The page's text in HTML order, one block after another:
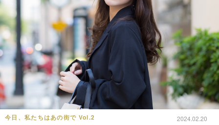
今日、私たちはあの街で Vol.2 2024.02.20